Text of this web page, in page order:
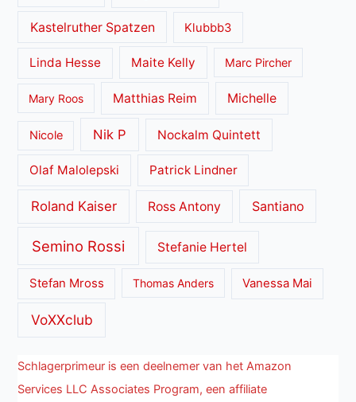
Kastelruther Spatzen Klubbb3
Linda Hesse Maite Kelly Marc Pircher
Mary Roos Matthias Reim Michelle
Nicole Nik P Nockalm Quintett
Olaf Malolepski Patrick Lindner
Roland Kaiser Ross Antony Santiano
Semino Rossi Stefanie Hertel
Stefan Mross Thomas Anders Vanessa Mai
VoXXclub
Schlagerprimeur is een deelnemer van het Amazon
Services LLC Associates Program, een affiliate